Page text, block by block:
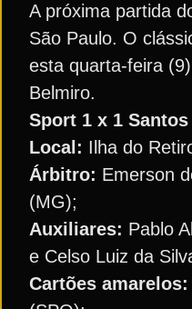
A próxima partida
São Paulo. O
esta quarta-feira
Belmiro.
Sport 1 x 1 Santos
Local: Ilha do
Árbitro: Emerson
(MG);
Auxiliares: Pablo
e Celso Luiz da
Cartões amarelos: